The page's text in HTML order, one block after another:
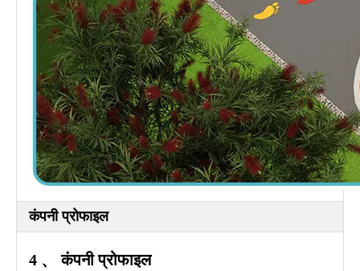
कंपनी प्रोफाइल
4 、 कंपनी प्रोफाइल